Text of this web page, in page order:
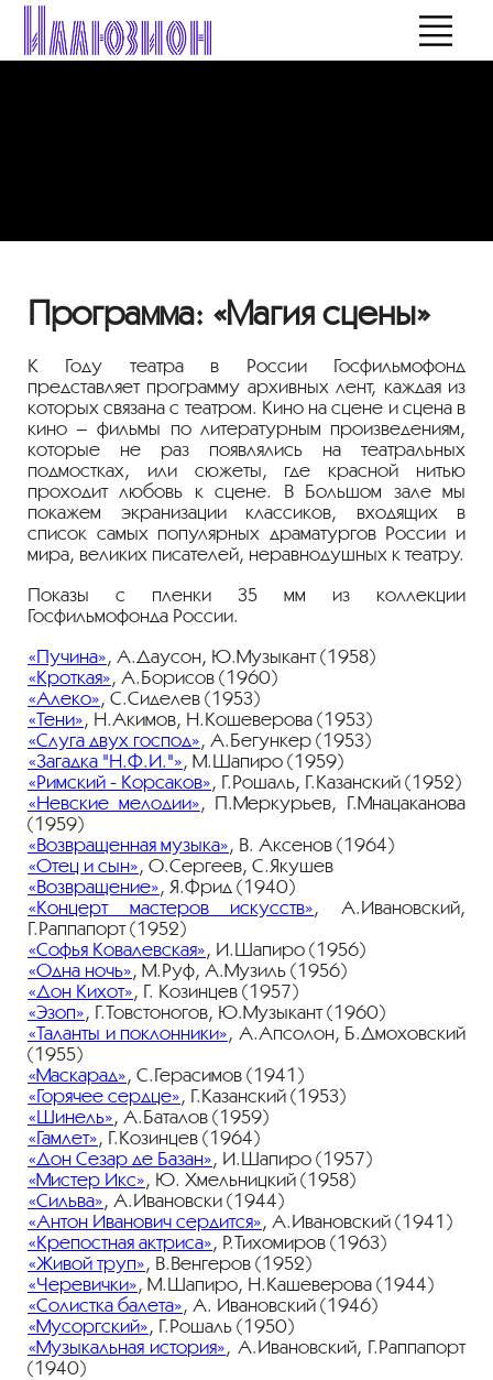
Программа: «Магия сцены»
К Году театра в России Госфильмофонд
представляет программу архивных лент, каждая из
которых связана с театром. Кино на сцене и сцена в
кино – фильмы по литературным произведениям,
которые не раз появлялись на театральных
подмостках, или сюжеты, где красной нитью
проходит любовь к сцене. В Большом зале мы
покажем экранизации классиков, входящих в
список самых популярных драматургов России и
мира, великих писателей, неравнодушных к театру.
Показы с пленки 35 мм из коллекции
Госфильмофонда России.
«Пучина», А.Даусон, Ю.Музыкант (1958)
«Кроткая», А.Борисов (1960)
«Алеко», С.Сиделев (1953)
«Тени», Н.Акимов, Н.Кошеверова (1953)
«Слуга двух господ», А.Бегункер (1953)
«Загадка "Н.Ф.И."», М.Шапиро (1959)
«Римский - Корсаков», Г.Рошаль, Г.Казанский (1952)
«Невские мелодии», П.Меркурьев, Г.Мнацаканова
(1959)
«Возвращенная музыка», В. Аксенов (1964)
«Отец и сын», О.Сергеев, С.Якушев
«Возвращение», Я.Фрид (1940)
«Концерт мастеров искусств», А.Ивановский,
Г.Раппапорт (1952)
«Софья Ковалевская», И.Шапиро (1956)
«Одна ночь», М.Руф, А.Музиль (1956)
«Дон Кихот», Г. Козинцев (1957)
«Эзоп», Г.Товстоногов, Ю.Музыкант (1960)
«Таланты и поклонники», А.Апсолон, Б.Дмоховский
(1955)
«Маскарад», С.Герасимов (1941)
«Горячее сердце», Г.Казанский (1953)
«Шинель», А.Баталов (1959)
«Гамлет», Г.Козинцев (1964)
«Дон Сезар де Базан», И.Шапиро (1957)
«Мистер Икс», Ю. Хмельницкий (1958)
«Сильва», А.Ивановски (1944)
«Антон Иванович сердится», А.Ивановский (1941)
«Крепостная актриса», Р.Тихомиров (1963)
«Живой труп», В.Венгеров (1952)
«Черевички», М.Шапиро, Н.Кашеверова (1944)
«Солистка балета», А. Ивановский (1946)
«Мусоргский», Г.Рошаль (1950)
«Музыкальная история», А.Ивановский, Г.Раппапорт
(1940)